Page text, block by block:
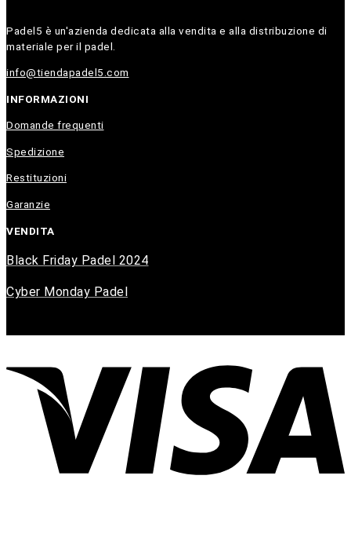
Padel5 è un'azienda dedicata alla vendita e alla distribuzione di
materiale per il padel.
info@tiendapadel5.com
INFORMAZIONI
Domande frequenti
Spedizione
Restituzioni
Garanzie
VENDITA
Black Friday Padel 2024
Cyber Monday Padel